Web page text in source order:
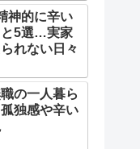
神的に辛い
と5選…実家
れない日々
の一人暮ら
独感や辛い